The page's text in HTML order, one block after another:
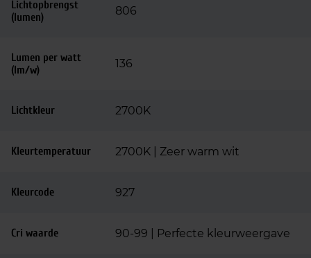
Lichtopbrengst
(lumen)
806
Lumen per watt
(lm/w)
136
Lichtkleur 2700K
Kleurtemperatuur 2700K | Zeer warm wit
Kleurcode 927
Cri waarde 90-99 | Perfecte kleurweergave